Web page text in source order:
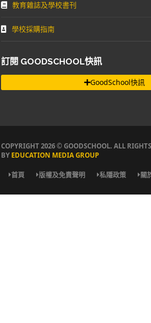
教育雜誌及學校書刊
學校採購指南
訂閱 GOODSCHOOL快訊
GoodSchool快訊
COPYRIGHT 2026 © GOODSCHOOL. ALL
BY EDUCATION MEDIA GROUP
首頁 版權及免責聲明 私隱政策 關